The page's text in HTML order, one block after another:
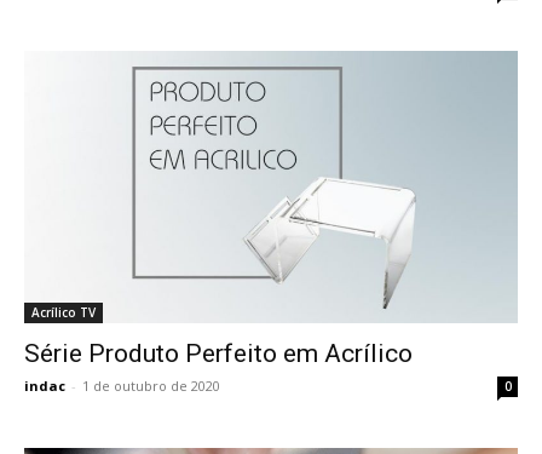
Acrílico TV
Série Produto Perfeito em Acrílico
indac - 1 de outubro de 2020 0